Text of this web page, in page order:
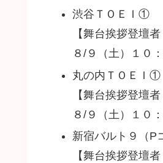
渋谷ＴＯＥＩ①
【舞台挨拶登壇
８/９（土）１０
丸の内ＴＯＥＩ①
【舞台挨拶登壇
８/９（土）１０
新宿バルト９（P
【舞台挨拶登壇